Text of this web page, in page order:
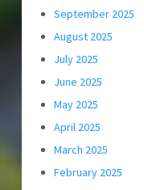
September 2025
August 2025
July 2025
June 2025
May 2025
April 2025
March 2025
February 2025